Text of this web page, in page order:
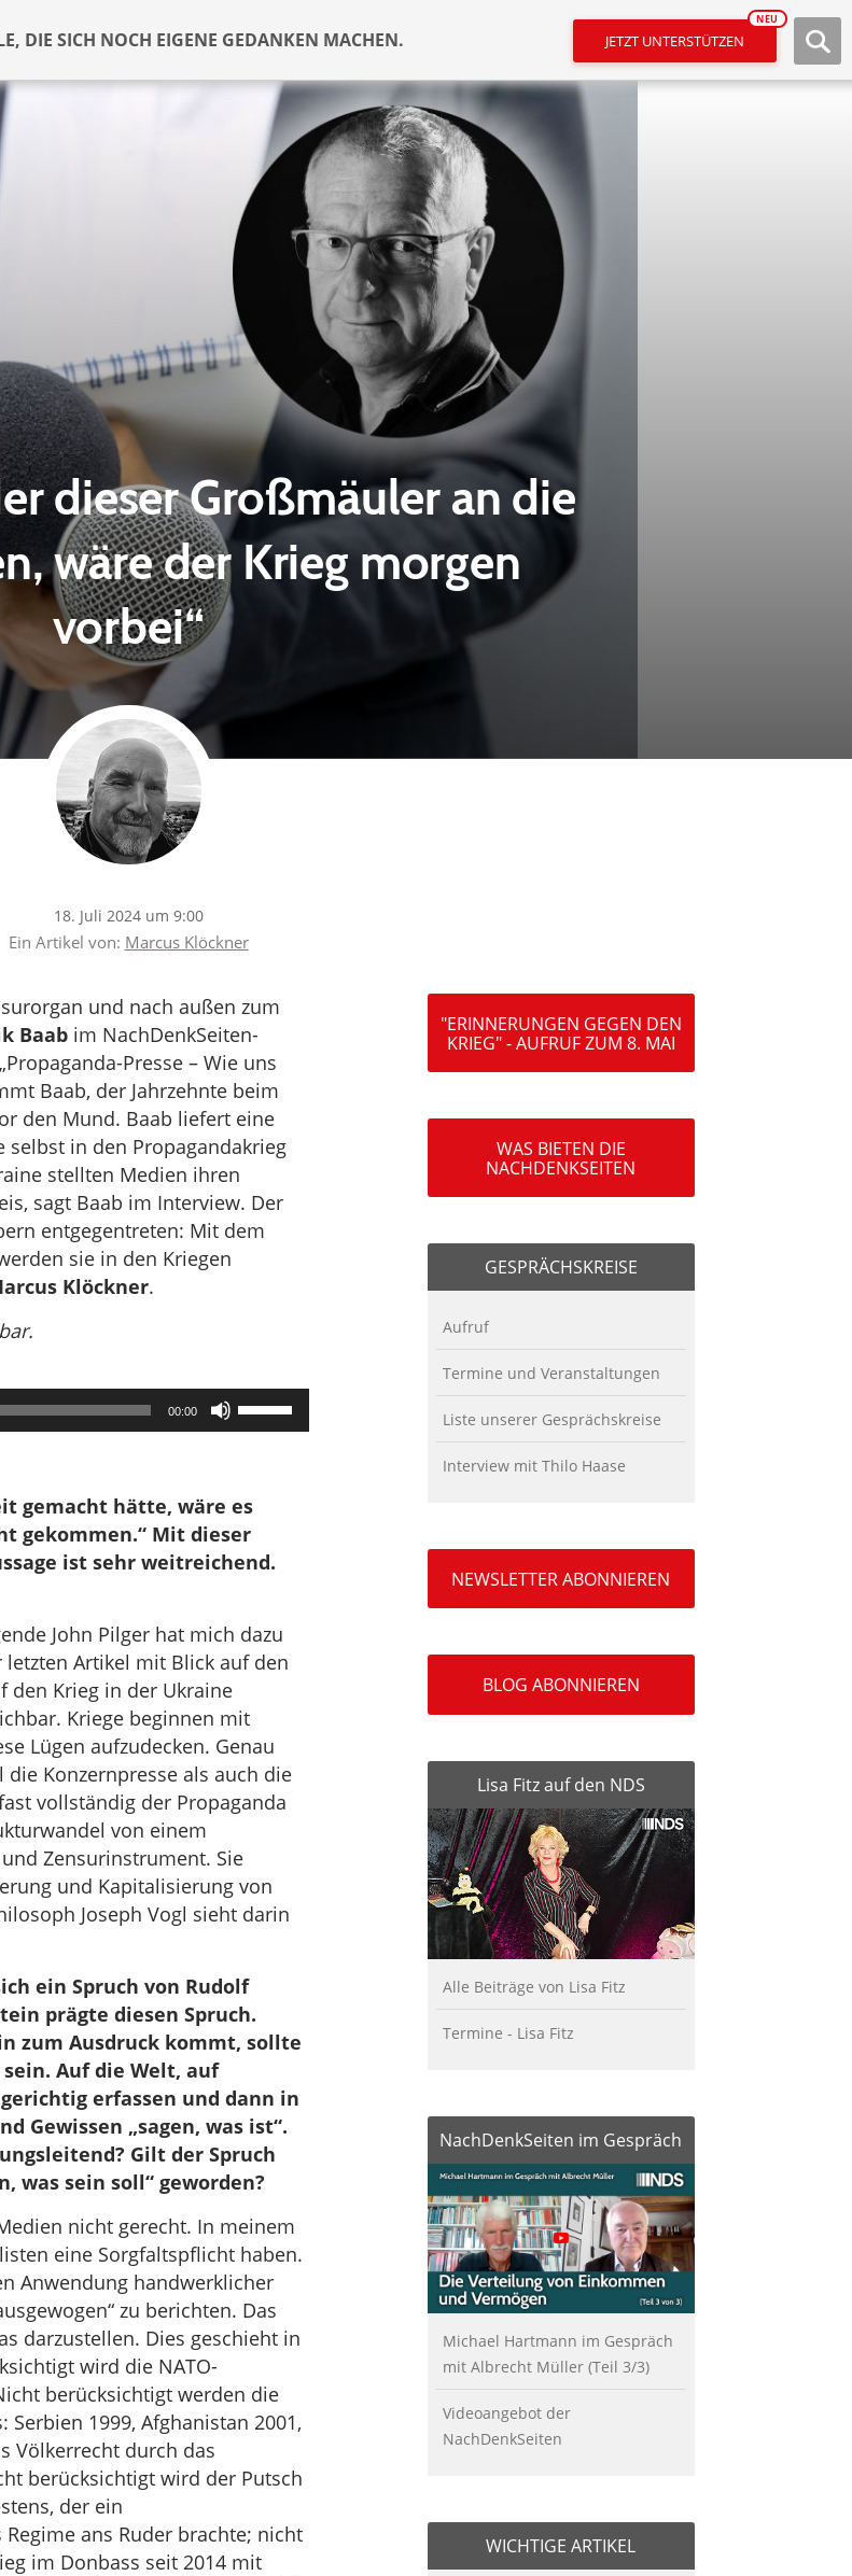
DIE SICH NOCH EIGENE GEDANKEN MACHEN. JETZT UNTERSTÜTZEN
NEU
dieser Großmäuler an die
wäre der Krieg morgen
vorbei“
18. Juli 2024 um 9:00
Ein Artikel von: Marcus Klöckner
und nach außen zum
Baabim NachDenkSeiten-
Presse – Wie uns
Baab, der Jahrzehnte beim
den Mund. Baab liefert eine
selbst in den Propagandakrieg
stellten Medien ihren
sagt Baab im Interview. Der
entgegentreten: Mit dem
sie in den Kriegen
Klöckner.
00:00
Pfeiltasten
Hoch/Runter
die
Lautstärke
zu
gemacht hätte, wäre es
gekommen.“ Mit dieser
ist sehr weitreichend.
John Pilger hat mich dazu
Artikel mit Blick auf den
den Krieg in der Ukraine
Kriege beginnen mit
Lügen aufzudecken. Genau
Konzernpresse als auch die
vollständig der Propaganda
von einem
Zensurinstrument. Sie
und Kapitalisierung von
Joseph Vogl sieht darin
ein Spruch von Rudolf
prägte diesen Spruch.
zum Ausdruck kommt, sollte
Auf die Welt, auf
erfassen und dann in
Gewissen „sagen, was ist“.
Gilt der Spruch
was sein soll“ geworden?
nicht gerecht. In meinem
eine Sorgfaltspflicht haben.
Anwendung handwerklicher
zu berichten. Das
darzustellen. Dies geschieht in
wird die NATO-
berücksichtigt werden die
1999, Afghanistan 2001,
Völkerrecht durch das
berücksichtigt wird der Putsch
der ein
ans Ruder brachte; nicht
im Donbass seit 2014 mit
"ERINNERUNGEN GEGEN DEN
KRIEG" - AUFRUF ZUM 8. MAI
WAS BIETEN DIE
NACHDENKSEITEN
GESPRÄCHSKREISE
Aufruf
Termine und Veranstaltungen
Liste unserer Gesprächskreise
Interview mit Thilo Haase
NEWSLETTER ABONNIEREN
BLOG ABONNIEREN
Lisa Fitz auf den NDS
Alle Beiträge von Lisa Fitz
Termine - Lisa Fitz
NachDenkSeiten im Gespräch
Michael Hartmann im Gespräch
mit Albrecht Müller (Teil 3/3)
Videoangebot der
NachDenkSeiten
WICHTIGE ARTIKEL